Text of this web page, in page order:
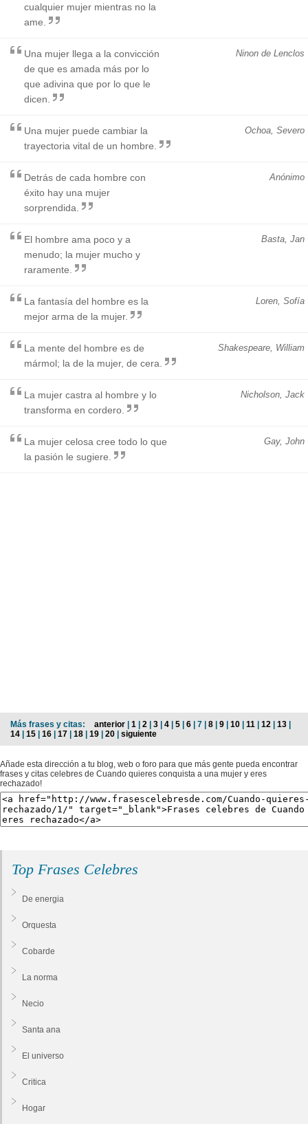
cualquier mujer mientras no la
ame.
Ninon de Lenclos
Una mujer llega a la convicción
de que es amada más por lo
que adivina que por lo que le
dicen.
Ochoa, Severo
Una mujer puede cambiar la
trayectoria vital de un hombre.
Anónimo
Detrás de cada hombre con
éxito hay una mujer
sorprendida.
Basta, Jan
El hombre ama poco y a
menudo; la mujer mucho y
raramente.
Loren, Sofía
La fantasía del hombre es la
mejor arma de la mujer.
Shakespeare, William
La mente del hombre es de
mármol; la de la mujer, de cera.
Nicholson, Jack
La mujer castra al hombre y lo
transforma en cordero.
Gay, John
La mujer celosa cree todo lo que
la pasión le sugiere.
Más frases y citas: anterior | 1 | 2 | 3 | 4 | 5 | 6 | 7 | 8 | 9 | 10 | 11 | 12 | 13 |
14 | 15 | 16 | 17 | 18 | 19 | 20 | siguiente
Añade esta dirección a tu blog, web o foro para que más gente pueda encontrar
frases y citas celebres de Cuando quieres conquista a una mujer y eres
rechazado!
Top Frases Celebres
De energia
Orquesta
Cobarde
La norma
Necio
Santa ana
El universo
Critica
Hogar